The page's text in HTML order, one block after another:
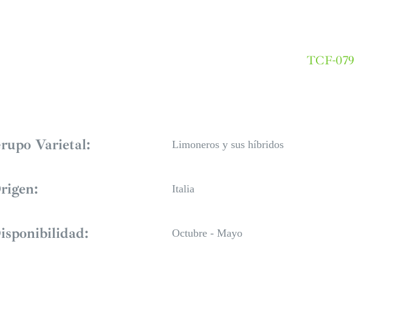
TCF-079
Varietal: Limoneros y sus híbridos
Italia
Octubre - Mayo